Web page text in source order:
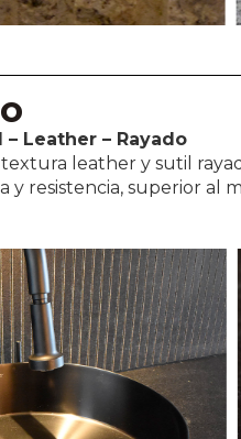
Leather – Rayado
leather y sutil
y resistencia, superior al